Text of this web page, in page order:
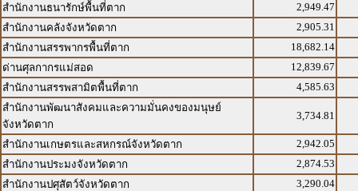
สำนักงานธนารักษ์พื้นที่ตาก
2,949.47
สำนักงานคลังจังหวัดตาก
2,905.31
สำนักงานสรรพากรพื้นที่ตาก
18,682.14
ด่านศุลกากรแม่สอด
12,839.67
สำนักงานสรรพสามิตพื้นที่ตาก
4,585.63
สำนักงานพัฒนาสังคมและความมั่นคงของมนุษย์
จังหวัดตาก
3,734.81
สำนักงานเกษตรและสหกรณ์จังหวัดตาก
2,942.05
สำนักงานประมงจังหวัดตาก
2,874.53
สำนักงานปศุสัตว์จังหวัดตาก
3,290.04